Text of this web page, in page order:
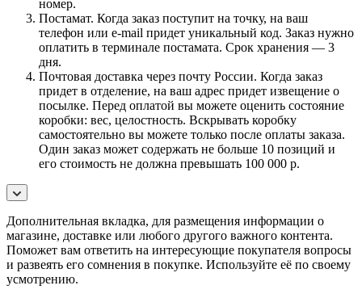
номер.
Постамат. Когда заказ поступит на точку, на ваш
телефон или e-mail придет уникальный код. Заказ нужно
оплатить в терминале постамата. Срок хранения — 3
дня.
Почтовая доставка через почту России. Когда заказ
придет в отделение, на ваш адрес придет извещение о
посылке. Перед оплатой вы можете оценить состояние
коробки: вес, целостность. Вскрывать коробку
самостоятельно вы можете только после оплаты заказа.
Один заказ может содержать не больше 10 позиций и
его стоимость не должна превышать 100 000 р.
Дополнительная вкладка, для размещения информации о
магазине, доставке или любого другого важного контента.
Поможет вам ответить на интересующие покупателя вопросы
и развеять его сомнения в покупке. Используйте её по своему
усмотрению.